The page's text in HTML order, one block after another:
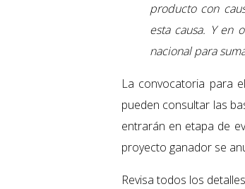
producto con
esta causa. Y en
nacional para
La convocatoria para
pueden consultar las
entrarán en etapa de
proyecto ganador se
Revisa todos los